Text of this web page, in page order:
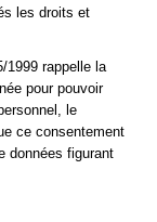
les droits et
1999 rappelle la
pour pouvoir
le
ce consentement
données figurant